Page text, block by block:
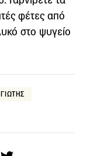
φέτες από
στο ψυγείο
ΓΙΩΤΗΣ